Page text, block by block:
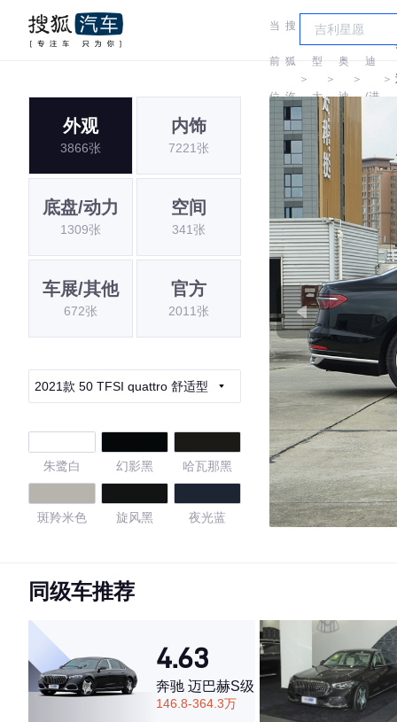
当
前
位
置:
搜
狐
汽
车
＞
车
型
大
全
＞
奥
迪
＞
迪
(进
＞
外观
3866张
内饰
7221张
底盘/动力
1309张
空间
341张
车展/其他
672张
官方
2011张
2021款 50 TFSI quattro 舒适型
朱鹭白 幻影黑 哈瓦那黑
斑羚米色 旋风黑 夜光蓝
炫目黑
传奇黑/花剑
银
赛百灵黑
同级车推荐
4.63
奔驰 迈巴赫S级
146.8-364.3万